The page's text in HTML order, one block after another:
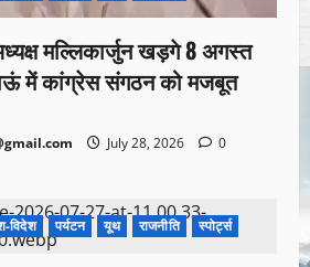
मल्लिकार्जुन खड़गे 8 अगस्त
में कांग्रेस संगठन को मजबूत
July 28, 2026
0
विदेश पर्यटन यूथ राजनीति स्पोर्ट्स